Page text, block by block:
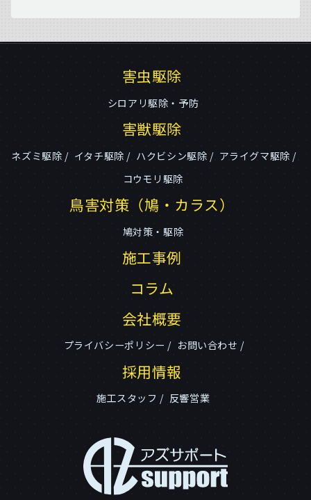
害虫駆除
シロアリ駆除・予防
害獣駆除
ネズミ駆除 イタチ駆除 ハクビシン駆除
アライグマ駆除
コウモリ駆除
鳥害対策（鳩・カラス）
鳩対策・駆除
施工事例
コラム
会社概要
プライバシーポリシー お問い合わせ
採用情報
施工スタッフ 反響営業